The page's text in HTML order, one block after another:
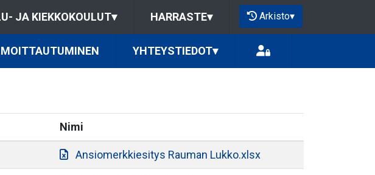
JA KIEKKOKOULUT▾ HARRASTE▾ Arkisto▾
YHTEYSTIEDOT▾
Nimi
Ansiomerkkiesitys Rauman Lukko.xlsx